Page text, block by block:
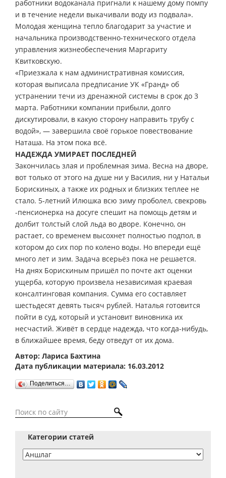
работники водоканала пригнали к нашему дому помпу
и в течение недели выкачивали воду из подвала».
Молодая женщина тепло благодарит за участие и
начальника производственно-технического отдела
управления жизнеобеспечения Маргариту
Квитковскую.
«Приезжала к нам административная комиссия,
которая выписала предписание УК «Гранд» об
устранении течи из дренажной системы в срок до 3
марта. Работники компании прибыли, долго
дискутировали, в какую сторону направить трубу с
водой», — завершила своё горькое повествование
Наташа. На этом пока всё.
НАДЕЖДА УМИРАЕТ ПОСЛЕДНЕЙ
Закончилась злая и проблемная зима. Весна на дворе,
вот только от этого на душе ни у Василия, ни у Натальи
Борискиных, а также их родных и близких теплее не
стало. 5-летний Илюшка всю зиму проболел, свекровь
-пенсионерка на досуге спешит на помощь детям и
долбит толстый слой льда во дворе. Конечно, он
растает, со временем высохнет полностью подпол, в
котором до сих пор по колено воды. Но впереди ещё
много лет и зим. Задача всерьёз пока не решается.
На днях Борискиным пришёл по почте акт оценки
ущерба, которую произвела независимая краевая
консалтинговая компания. Сумма его составляет
шестьдесят девять тысяч рублей. Наталья готовится
пойти в суд, который и установит виновника их
несчастий. Живёт в сердце надежда, что когда-нибудь,
в ближайшее время, беду отведут от их дома.
Автор: Лариса Бахтина
Дата публикации материала: 16.03.2012
Поделиться…
Категории статей